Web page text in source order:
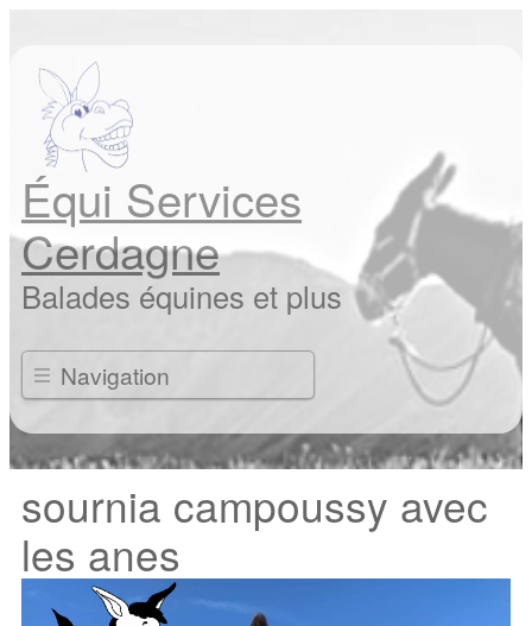
Équi Services
Cerdagne
Balades équines et plus
Navigation
sournia campoussy avec
les anes